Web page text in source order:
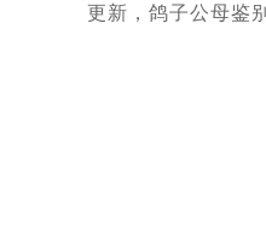
更新，鸽子公母鉴